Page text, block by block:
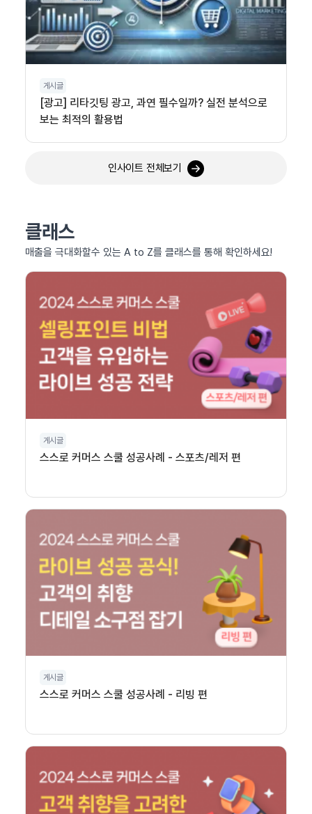
게시글
[광고] 리타깃팅 광고, 과연 필수일까? 실전 분석으로
보는 최적의 활용법
인사이트 전체보기
클래스
매출을 극대화할수 있는 A to Z를 클래스를 통해 확인하세요!
게시글
스스로 커머스 스쿨 성공사례 - 스포츠/레저 편
게시글
스스로 커머스 스쿨 성공사례 - 리빙 편